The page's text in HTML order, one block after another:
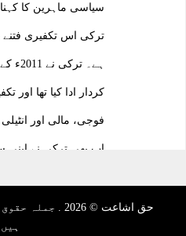
جواب: کربلا کے سانحہ کو ہم ایک
سکتے۔ میری یہ سوچ ہے کہ جس وقت
حالات میں یہ واقعہ پیش آیا ان کی
شادی کی تقاریب میں دولات کی
کی خلاف ورزی،سماجی خرافات
روپے خرچ ‘کئے گئے ۔متعلقہ قوانین
سیاسی ماہرین کا
ترکی اس تکفیری فتنے
ہے۔
کردار ادا کیا تھا اور
فوجی، مالی اور
اب بھی ترکی نے اپنی
ترکستانی تکفیری
شام میں داخل ہو رہے
حق اشاعت © 2026 .
ہیں